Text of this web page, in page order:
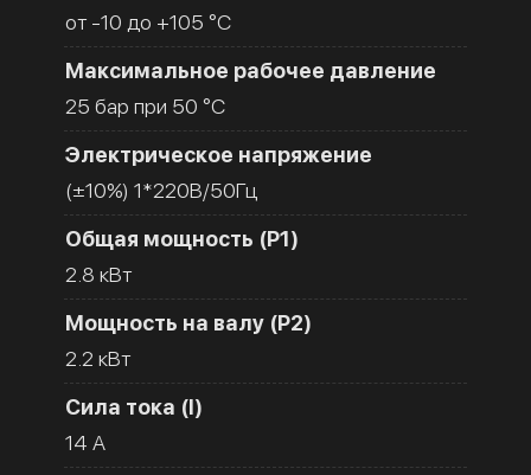
от -10 до +105 °C
Максимальное рабочее давление
25 бар при 50 °C
Электрическое напряжение
(±10%) 1*220В/50Гц
Общая мощность (Р1)
2.8 кВт
Мощность на валу (Р2)
2.2 кВт
Сила тока (I)
14 A